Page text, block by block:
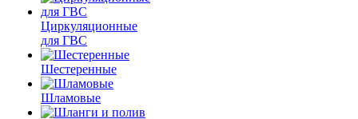
Циркуляционные
для ГВС
Шестеренные
Шламовые